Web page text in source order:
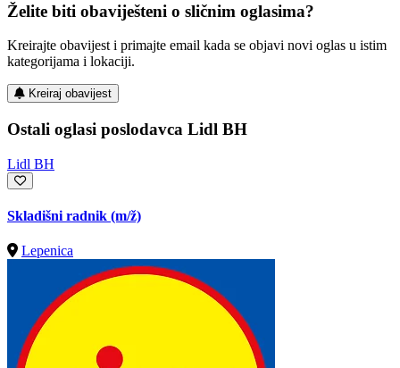
Želite biti obaviješteni o sličnim oglasima?
Kreirajte obavijest i primajte email kada se objavi novi oglas u istim
kategorijama i lokaciji.
Kreiraj obavijest
Ostali oglasi poslodavca Lidl BH
Lidl BH
Skladišni radnik (m/ž)
Lepenica